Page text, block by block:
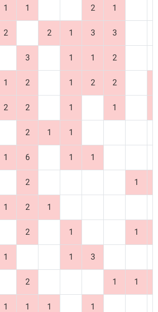
1 1 2 1
2 2 1 3 3
3 1 1 2
1 2 1 2 2
2 2 1 1
2 1 1
1 6 1 1
2 1
1 2 1
2 1 1
1 1 3
2 1 1
1 1 1 1